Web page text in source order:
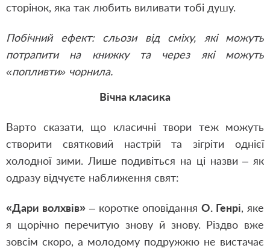
сторінок, яка так любить виливати тобі душу.
Побічний ефект: сльози від сміху, які можуть
потрапити на книжку та через які можуть
«попливти» чорнила.
Вічна класика
Варто сказати, що класичні твори теж можуть
створити святковий настрій та зігріти однієї
холодної зими. Лише подивіться на ці назви – як
одразу відчуєте наближення свят:
«Дари волхвів»– коротке оповіданняО. Генрі, яке
я щорічно перечитую знову й знову. Різдво вже
зовсім скоро, а молодому подружжю не вистачає